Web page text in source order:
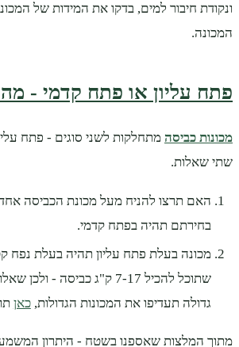
ונקודת חיבור למים, בדקו את המידות של
המכונה.
פתח עליון או פתח קדמי -
מכונות כביסה מתחלקות לשני סוגים - פתח
שתי שאלות.
האם תרצו להניח מעל מכונת הכביסה
בחירתם תהיה בפתח קדמי.
שתוכל להכיל 7-17 ק"ג
גדולה תעדיפו את המכונות הגדולות,כאן
מתוך המלצות שאספנו בשטח - היתרון